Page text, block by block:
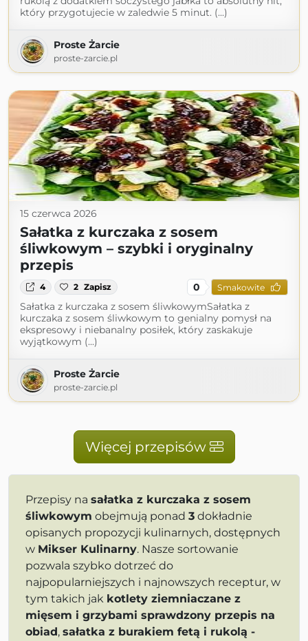
który przygotujecie w zaledwie 5 minut. (...)
Proste Żarcie
proste-zarcie.pl
15 czerwca 2026
Sałatka z kurczaka z sosem
śliwkowym – szybki i oryginalny
przepis
4 2 Zapisz 0 Smakowite
Sałatka z kurczaka z sosem śliwkowymSałatka z
kurczaka z sosem śliwkowym to genialny pomysł na
ekspresowy i niebanalny posiłek, który zaskakuje
wyjątkowym (...)
Proste Żarcie
proste-zarcie.pl
Więcej przepisów
Przepisy na sałatka z kurczaka z sosem
śliwkowym obejmują ponad 3 dokładnie
opisanych propozycji kulinarnych, dostępnych
w Mikser Kulinarny. Nasze sortowanie
pozwala szybko dotrzeć do
najpopularniejszych i najnowszych receptur, w
tym takich jak kotlety ziemniaczane z
mięsem i grzybami sprawdzony przepis na
obiad, sałatka z burakiem fetą i rukolą -